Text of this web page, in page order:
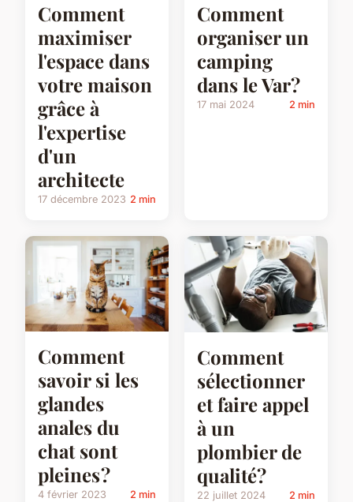
Comment
maximiser
l'espace dans
votre maison
grâce à
l'expertise
d'un
architecte
17 décembre 2023 2 min
Comment
organiser un
camping
dans le Var?
17 mai 2024 2 min
Comment
savoir si les
glandes
anales du
chat sont
pleines ?
4 février 2023 2 min
Comment
sélectionner
et faire appel
à un
plombier de
qualité?
22 juillet 2024 2 min